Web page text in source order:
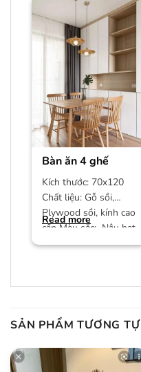
Bàn ăn 4 ghế
Kích thước: 70x120
Chất liệu: Gỗ sồi,
Plywood sồi, kính cao
cấp Màu sắc: Nâu hạt
dẻ/màu trần Bảo
Read more
SẢN PHẨM TƯƠNG TỰ